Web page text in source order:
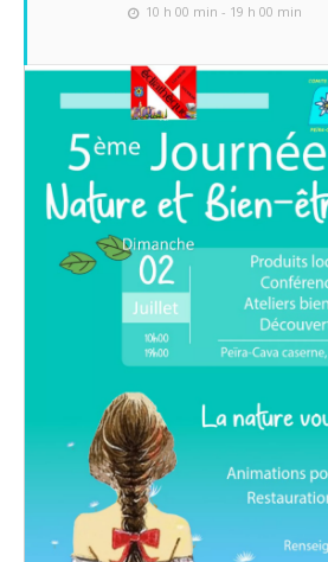
10 h 00 min - 19 h 00 min